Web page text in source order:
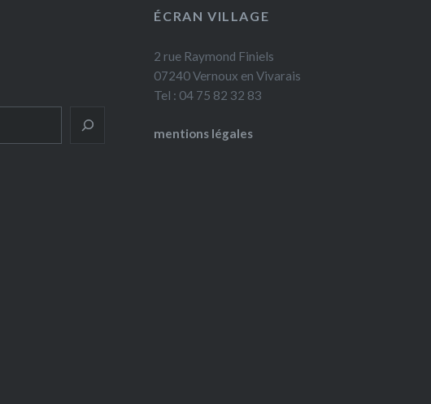
ÉCRAN VILLAGE
2 rue Raymond Finiels
07240 Vernoux en Vivarais
Tel : 04 75 82 32 83
mentions légales